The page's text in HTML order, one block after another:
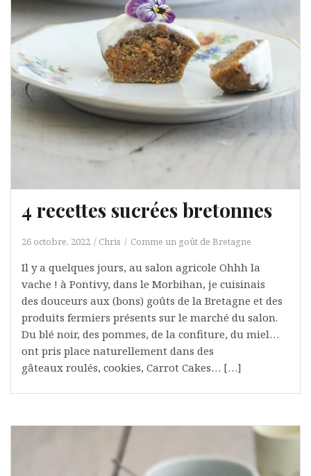
4 recettes sucrées bretonnes
26 octobre, 2022 Chris Comme un goût de Bretagne
Il y a quelques jours, au salon agricole Ohhh la
vache ! à Pontivy, dans le Morbihan, je cuisinais
des douceurs aux (bons) goûts de la Bretagne et des
produits fermiers présents sur le marché du salon.
Du blé noir, des pommes, de la confiture, du miel…
ont pris place naturellement dans des
gâteaux roulés, cookies, Carrot Cakes… […]